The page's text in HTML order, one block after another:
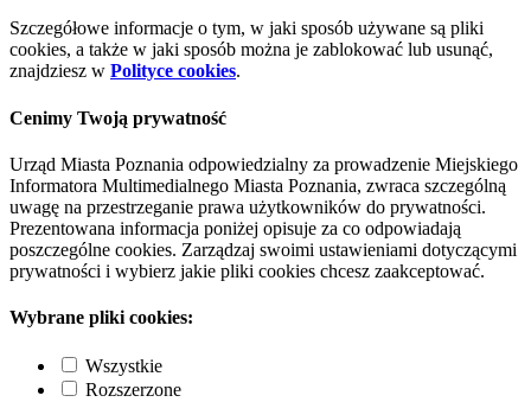
Szczegółowe informacje o tym, w jaki sposób używane są pliki
cookies, a także w jaki sposób można je zablokować lub usunąć,
znajdziesz w Polityce cookies.
Cenimy Twoją prywatność
Urząd Miasta Poznania odpowiedzialny za prowadzenie Miejskiego
Informatora Multimedialnego Miasta Poznania, zwraca szczególną
uwagę na przestrzeganie prawa użytkowników do prywatności.
Prezentowana informacja poniżej opisuje za co odpowiadają
poszczególne cookies. Zarządzaj swoimi ustawieniami dotyczącymi
prywatności i wybierz jakie pliki cookies chcesz zaakceptować.
Wybrane pliki cookies:
Wszystkie
Rozszerzone